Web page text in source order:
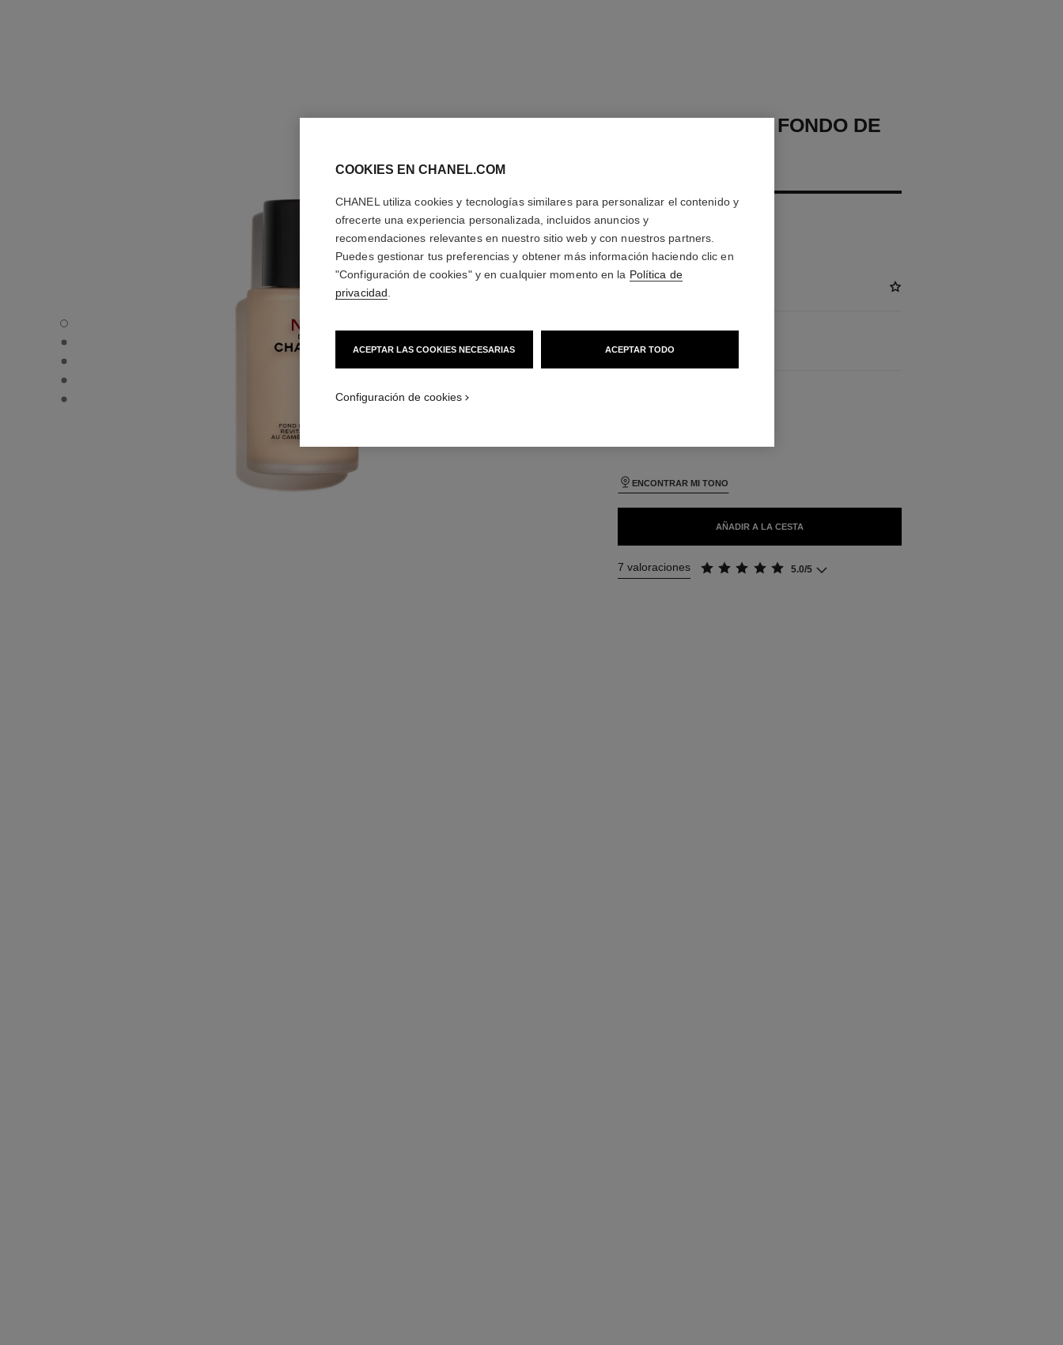
N°1 DE CHANEL FONDO DE MAQUILLAJE REVITALIZANTE - Vista por defecto
N°1 DE CHANEL FONDO DE MAQUILLAJE REVITALIZANTE - Vista alternativa 1
N°1 DE CHANEL FONDO DE MAQUILLAJE REVITALIZANTE - Vista de la textura básica
N°1 DE CHANEL FONDO DE MAQUILLAJE REVITALIZANTE - product.packShot.APPLICATION_VISUAL_1
N°1 DE CHANEL FONDO DE MAQUILLAJE REVITALIZANTE - product.packShot.APPLICATION_VISUAL_2
N°1 DE CHANEL FONDO DE
Ilumina – Hidrata – Protege
Más información
Ref. 145761
TAMAÑO
30 ml
ENCONTRAR MI TONO
AÑADIR A LA CESTA
7 valoraciones 5.0/5
COOKIES EN CHANEL.COM
CHANEL utiliza cookies y tecnologías similares para personalizar el contenido y
ofrecerte una experiencia personalizada, incluidos anuncios y
recomendaciones relevantes en nuestro sitio web y con nuestros partners.
Puedes gestionar tus preferencias y obtener más información haciendo clic en
"Configuración de cookies" y en cualquier momento en la Política de
privacidad
ACEPTAR LAS COOKIES NECESARIAS ACEPTAR TODO
Configuración de cookies